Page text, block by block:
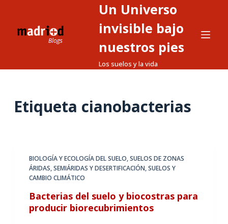
Un Universo
invisible bajo
nuestros pies
Los suelos y la vida
Etiqueta cianobacterias
BIOLOGÍA Y ECOLOGÍA DEL SUELO,SUELOS DE ZONAS
ÁRIDAS, SEMIÁRIDAS Y DESERTIFICACIÓN,SUELOS Y
CAMBIO CLIMÁTICO
Bacterias del suelo y biocostras para
producir biorecubrimientos